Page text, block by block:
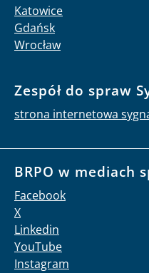
Katowice
Gdańsk
Wrocław
Zespół do spraw
strona internetowa
BRPO w mediach
Facebook
X
Linkedin
YouTube
Instagram